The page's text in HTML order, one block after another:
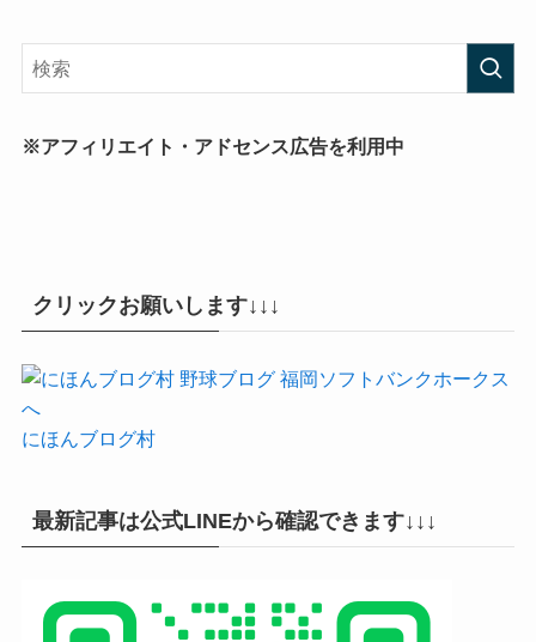
※アフィリエイト・アドセンス広告を利用中
クリックお願いします↓↓↓
にほんブログ村
最新記事は公式LINEから確認できます↓↓↓